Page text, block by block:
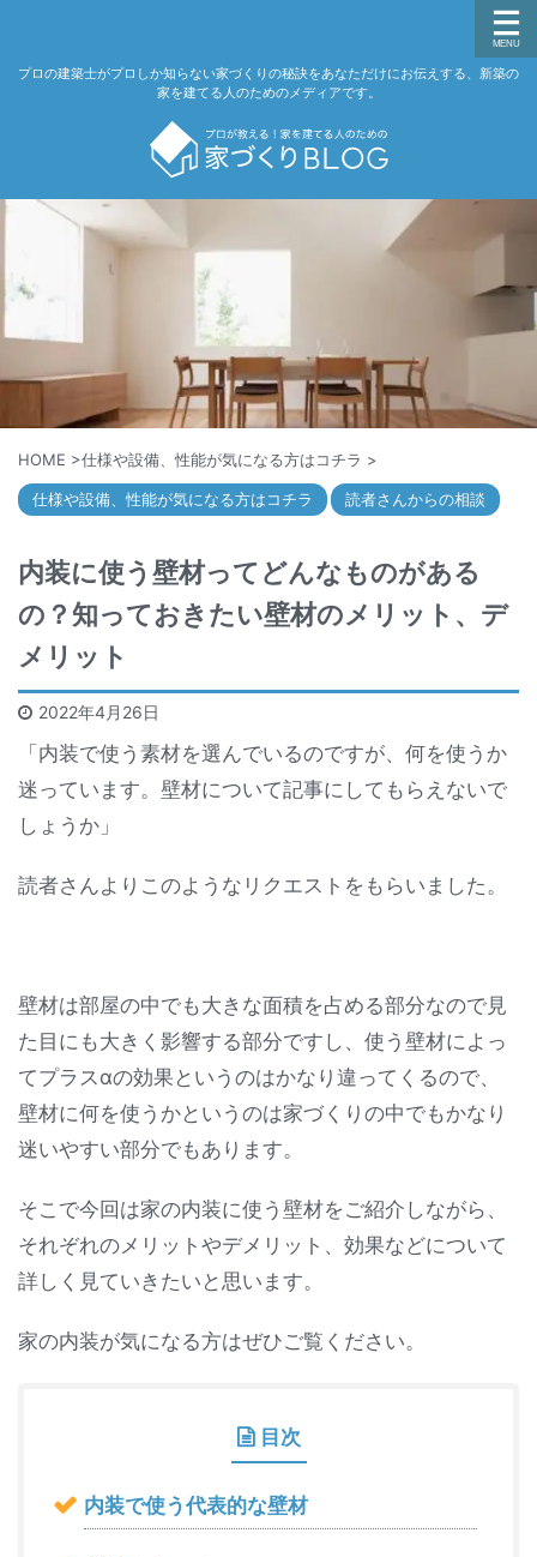
プロの建築士がプロしか知らない家づくりの秘訣をあなただけにお伝えする、新築の
家を建てる人のためのメディアです。
HOME >仕様や設備、性能が気になる方はコチラ >
仕様や設備、性能が気になる方はコチラ 読者さんからの相談
内装に使う壁材ってどんなものがある
の？知っておきたい壁材のメリット、デ
メリット
2022年4月26日
「内装で使う素材を選んでいるのですが、何を使うか
迷っています。壁材について記事にしてもらえないで
しょうか」
読者さんよりこのようなリクエストをもらいました。
壁材は部屋の中でも大きな面積を占める部分なので見
た目にも大きく影響する部分ですし、使う壁材によっ
てプラスαの効果というのはかなり違ってくるので、
壁材に何を使うかというのは家づくりの中でもかなり
迷いやすい部分でもあります。
そこで今回は家の内装に使う壁材をご紹介しながら、
それぞれのメリットやデメリット、効果などについて
詳しく見ていきたいと思います。
家の内装が気になる方はぜひご覧ください。
目次
内装で使う代表的な壁材